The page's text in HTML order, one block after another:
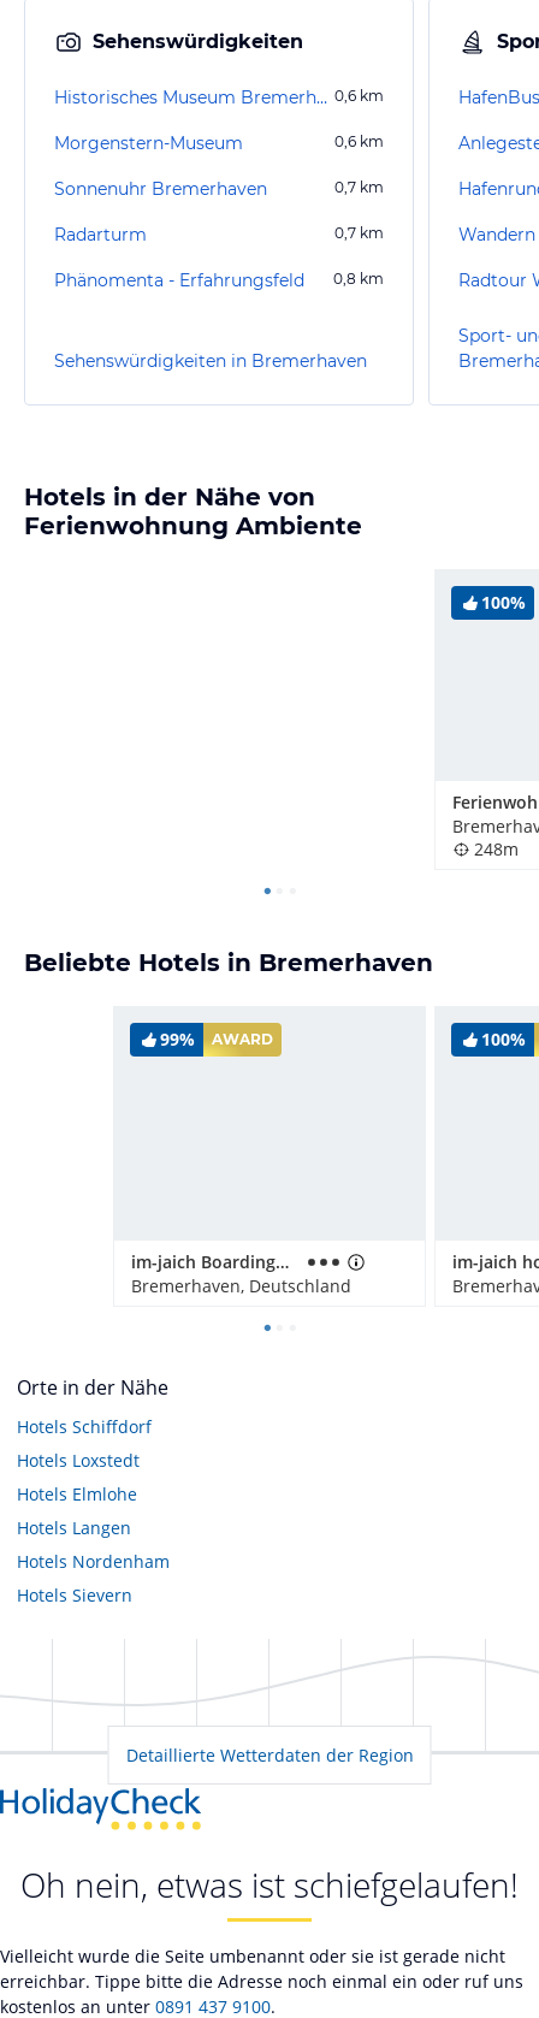
Sehenswürdigkeiten
Historisches Museum Bremerhaven 0,6 km
Morgenstern-Museum 0,6 km
Sonnenuhr Bremerhaven 0,7 km
Radarturm 0,7 km
Phänomenta - Erfahrungsfeld 0,8 km
Sehenswürdigkeiten in Bremerhaven
HafenBus
Sport-
Hotels in der Nähe von
Ferienwohnung Ambiente
100%
248m
Beliebte Hotels in Bremerhaven
99% AWARD
im-jaich Boardinghouse Bremerhaven
Bremerhaven, Deutschland
100%
Orte in der Nähe
Hotels Schiffdorf
Hotels Loxstedt
Hotels Elmlohe
Hotels Langen
Hotels Nordenham
Hotels Sievern
Detaillierte Wetterdaten der Region
Oh nein, etwas ist schiefgelaufen!
Vielleicht wurde die Seite umbenannt oder sie ist gerade nicht
erreichbar. Tippe bitte die Adresse noch einmal ein oder ruf uns
kostenlos an unter 0891 437 9100.